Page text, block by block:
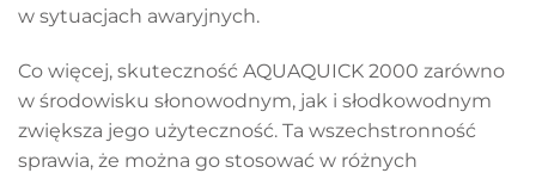
w sytuacjach awaryjnych.
Co więcej, skuteczność AQUAQUICK 2000 zarówno
w środowisku słonowodnym, jak i słodkowodnym
zwiększa jego użyteczność. Ta wszechstronność
sprawia, że można go stosować w różnych